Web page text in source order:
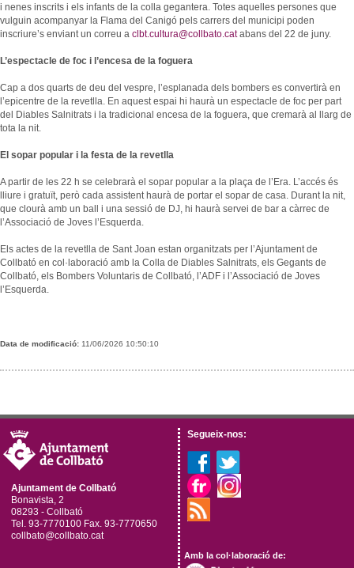
i nenes inscrits i els infants de la colla gegantera. Totes aquelles persones que
vulguin acompanyar la Flama del Canigó pels carrers del municipi poden
inscriure’s enviant un correu a clbt.cultura@collbato.catabans del 22 de juny.
L’espectacle de foc i l’encesa de la foguera
Cap a dos quarts de deu del vespre, l’esplanada dels bombers es convertirà en
l’epicentre de la revetlla. En aquest espai hi haurà un espectacle de foc per part
del Diables Salnitrats i la tradicional encesa de la foguera, que cremarà al llarg de
tota la nit.
El sopar popular i la festa de la revetlla
A partir de les 22 h se celebrarà el sopar popular a la plaça de l’Era. L’accés és
lliure i gratuït, però cada assistent haurà de portar el sopar de casa. Durant la nit,
que clourà amb un ball i una sessió de DJ, hi haurà servei de bar a càrrec de
l’Associació de Joves l’Esquerda.
Els actes de la revetlla de Sant Joan estan organitzats per l’Ajuntament de
Collbató en col·laboració amb la Colla de Diables Salnitrats, els Gegants de
Collbató, els Bombers Voluntaris de Collbató, l’ADF i l’Associació de Joves
l’Esquerda.
Data de modificació: 11/06/2026 10:50:10
Ajuntament de Collbató
Bonavista, 2
08293 - Collbató
Tel. 93-7770100 Fax. 93-7770650
collbato@collbato.cat
Segueix-nos:
Amb la col·laboració de: